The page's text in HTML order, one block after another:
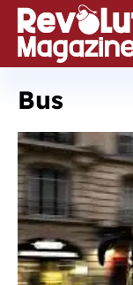
Aller
au
contenu
Bus